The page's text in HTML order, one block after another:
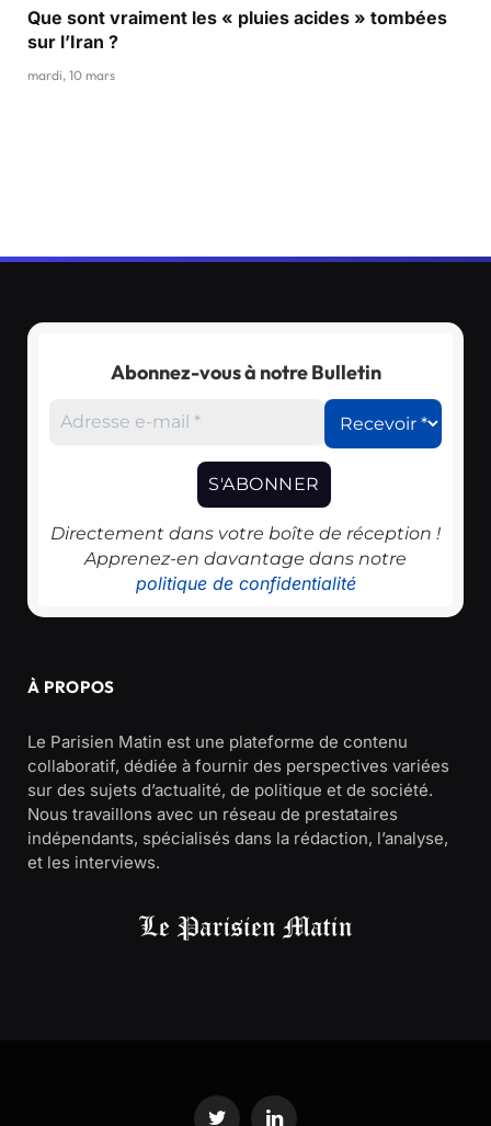
Que sont vraiment les « pluies acides » tombées
sur l’Iran ?
mardi, 10 mars
Abonnez-vous à notre Bulletin
Directement dans votre boîte de réception !
Apprenez-en davantage dans notre
politique de confidentialité
À PROPOS
Le Parisien Matin est une plateforme de contenu
collaboratif, dédiée à fournir des perspectives variées
sur des sujets d’actualité, de politique et de société.
Nous travaillons avec un réseau de prestataires
indépendants, spécialisés dans la rédaction, l’analyse,
et les interviews.